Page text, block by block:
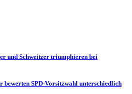
und Schweitzer triumphieren bei
bewerten SPD-Vorsitzwahl unterschiedlich